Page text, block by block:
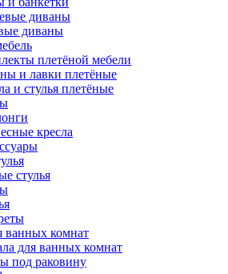
диваны
диваны
плетёной мебели
и лавки плетёные
и стулья плетёные
кресла
стулья
ванных комнат
для ванных комнат
под раковину